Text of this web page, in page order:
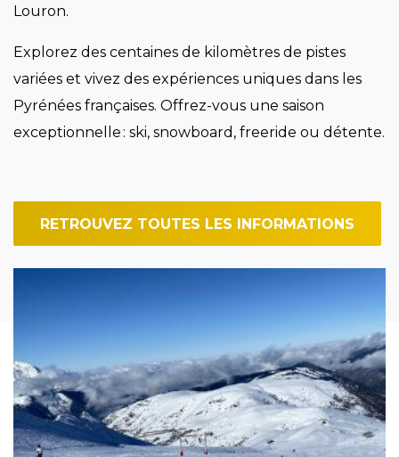
Louron.
Explorez des centaines de kilomètres de pistes
variées et vivez des expériences uniques dans les
Pyrénées françaises. Offrez-vous une saison
exceptionnelle : ski, snowboard, freeride ou détente.
RETROUVEZ TOUTES LES INFORMATIONS